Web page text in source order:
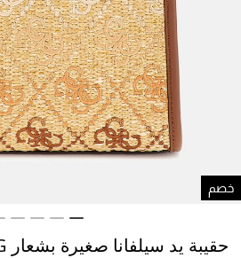
حقيبة يد سيلفانا صغيرة بشعار 4G